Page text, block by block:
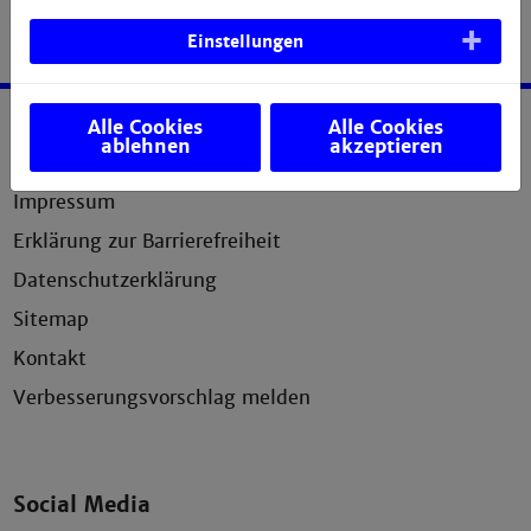
Impressum
Erklärung zur Barrierefreiheit
Datenschutzerklärung
Sitemap
Kontakt
Verbesserungsvorschlag melden
Social Media
Einstellungen
Alle Cookies
ablehnen
Alle Cookies
akzeptieren